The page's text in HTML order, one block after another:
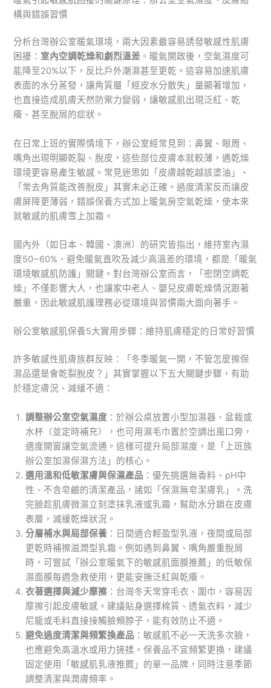
構與錯誤習慣
分析台灣辦公室暖氣環境，兩大因素最容易誘發敏感性肌膚
困擾： 室內空調乾燥和劇烈溫差 。暖氣開啟後，空氣濕度可
能降至20%以下，反比戶外潮濕甚至更乾。這容易加速肌膚
表面的水分蒸發，讓角質層「經皮水分散失」量顯著增加，
也直接造成肌膚天然防禦力變弱，讓敏感肌出現泛紅、乾
癢、甚至脫屑的症狀。
在日常上班的實際情境下，辦公室經常見到：鼻翼、眼周、
嘴角出現明顯乾裂、脫皮，這些部位皮膚本就較薄，遇乾燥
環境更容易產生敏感。常見迷思如「皮膚越乾越該塗油」、
「常去角質能改善脫皮」其實未必正確。過度清潔反而讓皮
膚屏障更薄弱，錯誤保養方式加上暖氣房空氣乾燥，使本來
就敏感的肌膚雪上加霜。
國內外（如日本、韓國、澳洲）的研究皆指出，維持室內濕
度50~60%、避免暖氣直吹及減少高溫差的環境，都是「暖氣
環境敏感肌防護」關鍵。對台灣辦公室而言，「密閉空調乾
燥」不僅影響大人，也讓家中老人、嬰兒皮膚乾燥情況跟著
嚴重，因此敏感肌護理務必從環境與習慣兩大面向著手。
辦公室敏感肌保養5大實用步驟：維持肌膚穩定的日常好習慣
許多敏感性肌膚族群反映：「冬季暖氣一開，不管怎麼擦保
濕品還是會乾裂脫皮？」其實掌握以下五大關鍵步驟，有助
於穩定膚況、減緩不適：
調整辦公室空氣濕度 ：於辦公桌放置小型加濕器、盆栽或
水杯（並定時補充），也可用濕毛巾置於空調出風口旁，
適度開窗讓空氣流通。這樣可提升局部濕度，是「上班族
辦公室加濕保濕方法」的核心。
選用溫和低敏潔膚與保濕產品 ：優先挑選無香料、pH中
性、不含皂鹼的清潔產品，諸如「保濕無皂潔膚乳」。洗
完臉趁肌膚微濕立刻塗抹乳液或乳霜，幫助水分鎖在皮膚
表層，減緩乾燥狀況。
分層補水與局部保養 ：日間適合輕盈型乳液，夜間或局部
更乾時補擦滋潤型乳霜。例如遇到鼻翼、嘴角嚴重脫屑
時，可嘗試「辦公室暖氣下的敏感肌面膜推薦」的低敏保
濕面膜每週急救使用，更能安撫泛紅與乾癢。
衣著選擇與減少摩擦 ：台灣冬天常穿毛衣、圍巾，容易因
摩擦引起皮膚敏感。建議貼身選擇棉質、透氣衣料，減少
尼龍或毛料直接接觸臉頰脖子，能有效防止不適。
避免過度清潔與頻繁換產品 ：敏感肌不必一天洗多次臉，
也應避免高溫水或用力搓揉。保養品不宜頻繁更換，建議
固定使用「敏感肌乳液推薦」的單一品牌，同時注意季節
調整清潔與潤膚頻率。